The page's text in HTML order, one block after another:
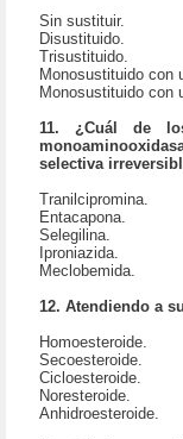
Sin sustituir.
Disustituido.
Trisustituido.
Monosustituido con
Monosustituido con
11. ¿Cuál de
selectiva
Tranilcipromina.
Entacapona.
Selegilina.
Iproniazida.
Meclobemida.
12. Atendiendo a
Homoesteroide.
Secoesteroide.
Cicloesteroide.
Noresteroide.
Anhidroesteroide.